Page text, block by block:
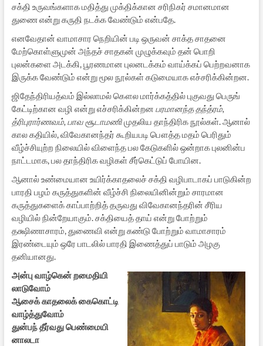
சக்தி உருவங்களாக மதித்து முக்திக்கான சரிநிகர் சமானமான
துணை என்று கருதி நடக்க வேண்டும் என்பதே.
எனவேதான் வாமாசார நெறியின் படி ஒருவன் சாக்த சாதனை
மேற்கொள்ளுமுன் அந்தச் சாதகன் முழுக்கவும் தன் பொறி
புலன்களை அடக்கி, பூரணமான புலனடக்கம் வாய்க்கப் பெற்றவனாக
இருக்க வேண்டும் என்று மூல நூல்கள் கடுமையாக எச்சரிக்கின்றன.
ஜிதேந்திரியத்வம் இல்லாமல் கௌல மார்க்கத்தில் புகுவது பெருங்
கேட்டிற்கான வழி என்று எச்சரிக்கின்றன பரமானந்த தந்த்ரம்,
த்ரிபுரார்ணவம், பாவ சூடாமணிமுதலிய தாந்திரிக நூல்கள். ஆனால்
கால கதியில், விவேகானந்தர் கூறியபடி பௌத்த மதம் பெரிதும்
வீழ்ச்சியுற்ற நிலையில் விளைந்த பல கேடுகளில் ஒன்றாக புலனின்ப
நாட்டமாக, பல தாந்திரிக வழிகள் சீர்கெட்டுப் போயின.
ஆனால் உண்மையான உயிர்க்காதலைச் சக்தி வழிபாடாகப் பாடுகின்ற
பாரதி பழம் கருத்துகளின் வீழ்ச்சி நிலையினின்றும் சாரமான
கருத்துகளைக் காப்பாற்றித் தருவது விவேகானந்தரின் சீரிய
வழியில் நின்றேயாகும். சக்தியைத் தாய் என்று போற்றும்
தக்ஷிணாசாரம், துணைவி என்று கண்டு போற்றும் வாமாசாரம்
இரண்டையும் ஒரே பாடலில் பாரதி இணைத்துப் பாடும் அழகு
தனியானது.
அன்பு வாழ்கென் றமைதியி
லாடுவோம்
ஆசைக் காதலைக் கைகொட்டி
வாழ்த்துவோம்
துன்பந் தீர்வது பெண்மையி
னாலடா